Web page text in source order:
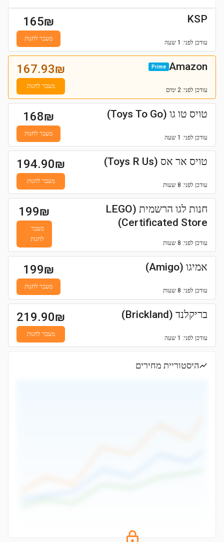
KSP
עודכן לפני: 1 שעה
165₪
מעבר לחנות
Amazon
Prime
עודכן לפני: 2 ימים
167.93₪
מעבר לחנות
טויס טו גו (Toys To Go)
עודכן לפני: 1 שעה
168₪
מעבר לחנות
טויס אר אס (Toys R Us)
עודכן לפני: 8 שעות
194.90₪
מעבר לחנות
חנות לגו הרשמית (LEGO
Certificated Store)
עודכן לפני: 8 שעות
199₪
מעבר
לחנות
אמיגו (Amigo)
עודכן לפני: 8 שעות
199₪
מעבר לחנות
בריקלנד (Brickland)
עודכן לפני: 1 שעה
219.90₪
מעבר לחנות
היסטוריית מחירים